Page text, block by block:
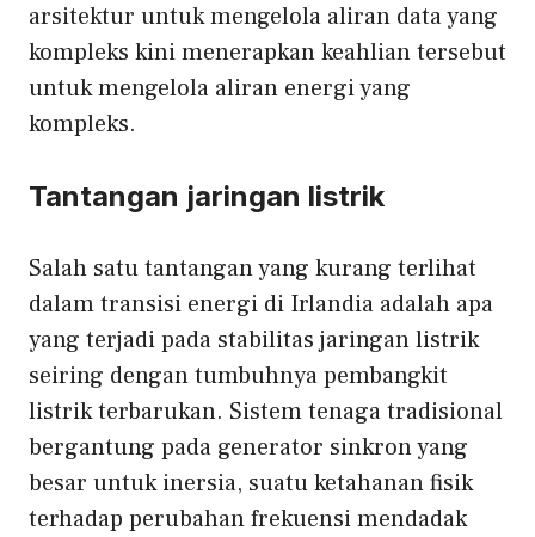
arsitektur untuk mengelola aliran data yang
kompleks kini menerapkan keahlian tersebut
untuk mengelola aliran energi yang
kompleks.
Tantangan jaringan listrik
Salah satu tantangan yang kurang terlihat
dalam transisi energi di Irlandia adalah apa
yang terjadi pada stabilitas jaringan listrik
seiring dengan tumbuhnya pembangkit
listrik terbarukan. Sistem tenaga tradisional
bergantung pada generator sinkron yang
besar untuk inersia, suatu ketahanan fisik
terhadap perubahan frekuensi mendadak